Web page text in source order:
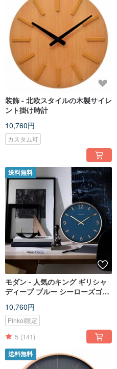
装飾 - 北欧スタイルの木製サイレ
ント掛け時計
10,760円
カスタム可
送料無料
モダン - 人気のキング ギリシャ
ディープ ブルー シーローズゴー
ル クロック サイレント デジタル
メタル
10,760円
Pinkoi限定
5 (141)
送料無料